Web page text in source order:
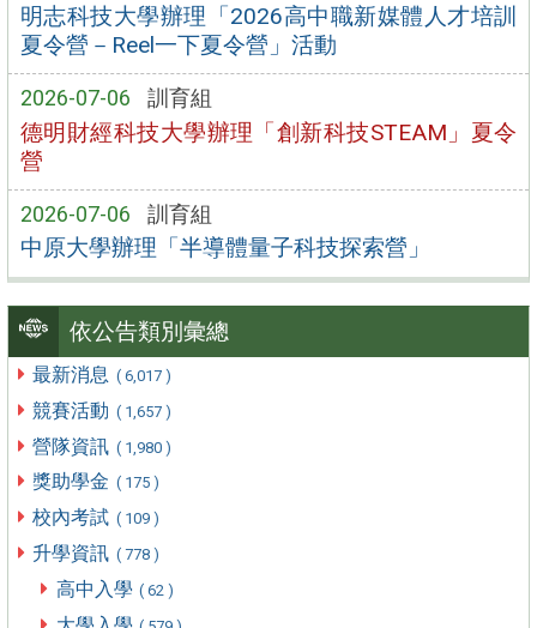
明志科技大學辦理「2026高中職新媒體人才培訓
夏令營－Reel一下夏令營」活動
2026-07-06 訓育組
德明財經科技大學辦理「創新科技STEAM」夏令
營
2026-07-06 訓育組
中原大學辦理「半導體量子科技探索營」
依公告類別彙總
最新消息 ( 6,017 )
競賽活動 ( 1,657 )
營隊資訊 ( 1,980 )
獎助學金 ( 175 )
校內考試 ( 109 )
升學資訊 ( 778 )
高中入學 ( 62 )